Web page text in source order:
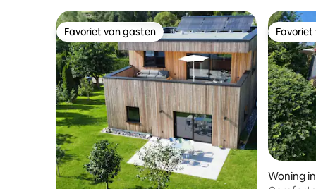
Favoriet van gasten
Favoriet van gasten
Woning